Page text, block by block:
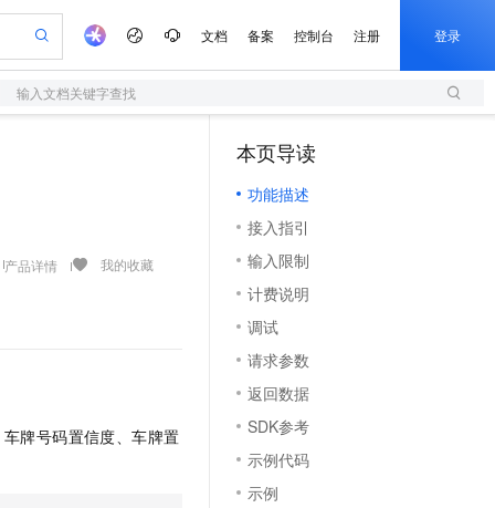
文档 备案 控制台 注册 登录
输入文档关键字查找
产品详情 我的收藏
牌号码置信度、车牌置
本页导读
功能描述
接入指引
输入限制
计费说明
调试
请求参数
返回数据
SDK参考
示例代码
示例
平台百炼
自然，细节丰富
语音识别与合成
Qwen3-TTS-Flash
全托管，含MySQL、PostgreSQL、SQL Server、MariaDB多引擎
能体编程平台
轻量应用服务器
数字证书管理服务（原SSL证书）
实现全站HTTPS，呈现可信的WEB访问
短信服务
大数据开发治理平台 DataWorks
V4-Pro
属 QwenPaw
一句话生成原生可编辑精美 PPT 文稿
输入一句话想法, 轻松生成专业的 PPT
一键部署幻兽帕鲁游戏服务器
一键购买专属联机服务器，轻松开启游戏
漫剧工坊：一站式动画创作平台
快速生产连贯的高质量长漫剧
10 分钟搭建微信、支付宝小程序
高效部署网站，快速应用到小程序
创作，一键激活电商全链路生产力
成，高效打造优质广告素材
AI 活动
AI 生产力先锋
先锋实践拓展 AI 生产力的边界
飞天发布时刻
所见，即是所愿
AI 实训营
从基础到进阶，Agent 创客手把手教你
创新加速
覆盖90%+业务场景，专享组合折扣价
阿里云 OPC 创新助力计划
Token 补贴，五大权
益加速 OPC 成功
专业服务
公司注册
上云迁移
代维服务
计划 服务伙伴合作计划
Al MaaS 服务伙伴赋能合作
伙伴信用分合作计划
更多支持
合作伙伴培训与认证
查询合作伙伴
登录合作伙伴管理后台
开发者社区
镜像站
我要反馈
我要建议
我要投诉
加入我们
校园招聘